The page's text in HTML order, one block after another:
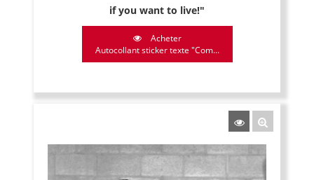
if you want to live!"
Acheter
Autocollant sticker texte "Com...